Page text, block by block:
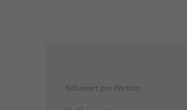
Nährwert pro Portion: